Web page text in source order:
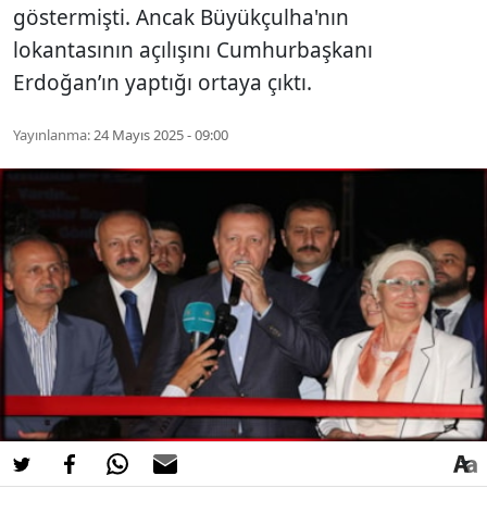
göstermişti. Ancak Büyükçulha'nın
lokantasının açılışını Cumhurbaşkanı
Erdoğan’ın yaptığı ortaya çıktı.
Yayınlanma:24 Mayıs 2025 - 09:00